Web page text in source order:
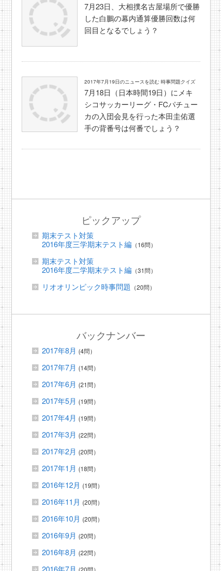
7月23日、大相撲名古屋場所で優勝
した白鵬の幕内通算優勝回数は何
回目となるでしょう？
2017年7月19日のニュースを読む 時事問題クイズ
7月18日（日本時間19日）にメキ
シコサッカーリーグ・FCパチュー
カの入団会見を行った本田圭佑選
手の背番号は何番でしょう？
ピックアップ
期末テスト対策
2016年度三学期末テスト編（16問）
期末テスト対策
2016年度二学期末テスト編（31問）
リオオリンピック時事問題 （20問）
バックナンバー
2017年8月 (4問）
2017年7月 (14問）
2017年6月 (21問）
2017年5月 (19問）
2017年4月 (19問）
2017年3月 (22問）
2017年2月 (20問）
2017年1月 (18問）
2016年12月 (19問）
2016年11月 (20問）
2016年10月 (20問）
2016年9月 (20問）
2016年8月 (22問）
2016年7月 (20問）